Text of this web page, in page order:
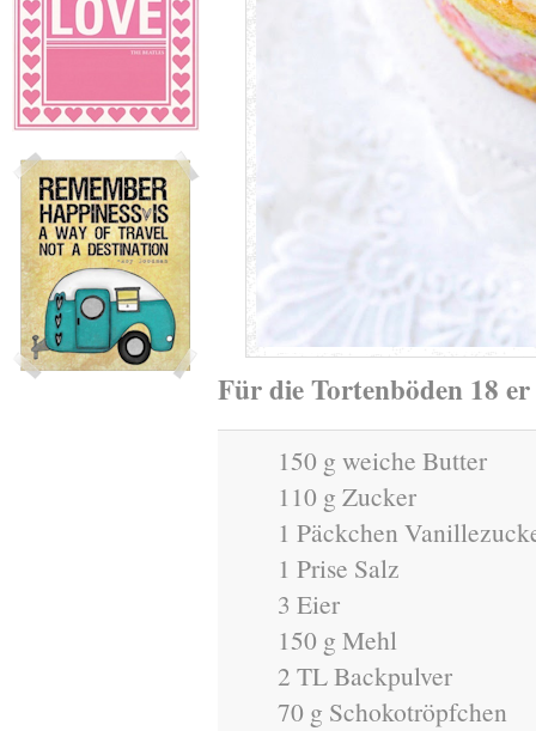
Für die Tortenböden 18
150 g weiche Butter
110 g Zucker
1 Päckchen
1 Prise Salz
3 Eier
150 g Mehl
2 TL Backpulver
70 g Schokotröpfchen